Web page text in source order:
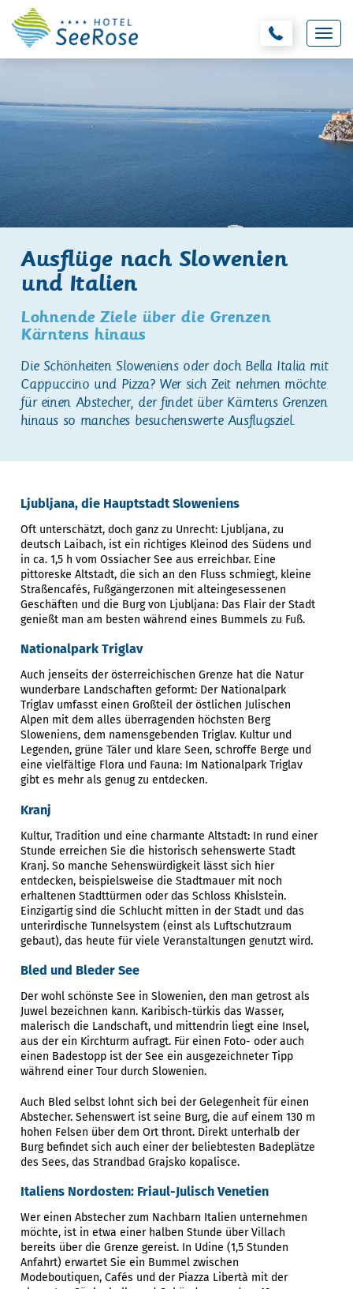
Ausflüge nach Slowenien
und Italien
Lohnende Ziele über die Grenzen
Kärntens hinaus
Die Schönheiten Sloweniens oder doch Bella Italia mit
Cappuccino und Pizza? Wer sich Zeit nehmen möchte
für einen Abstecher, der findet über Kärntens Grenzen
hinaus so manches besuchenswerte Ausflugsziel.
Ljubljana, die Hauptstadt Sloweniens
Oft unterschätzt, doch ganz zu Unrecht: Ljubljana, zu
deutsch Laibach, ist ein richtiges Kleinod des Südens und
in ca. 1,5 h vom Ossiacher See aus erreichbar. Eine
pittoreske Altstadt, die sich an den Fluss schmiegt, kleine
Straßencafés, Fußgängerzonen mit alteingesessenen
Geschäften und die Burg von Ljubljana: Das Flair der Stadt
genießt man am besten während eines Bummels zu Fuß.
Nationalpark Triglav
Auch jenseits der österreichischen Grenze hat die Natur
wunderbare Landschaften geformt: Der Nationalpark
Triglav umfasst einen Großteil der östlichen Julischen
Alpen mit dem alles überragenden höchsten Berg
Sloweniens, dem namensgebenden Triglav. Kultur und
Legenden, grüne Täler und klare Seen, schroffe Berge und
eine vielfältige Flora und Fauna: Im Nationalpark Triglav
gibt es mehr als genug zu entdecken.
Kranj
Kultur, Tradition und eine charmante Altstadt: In rund einer
Stunde erreichen Sie die historisch sehenswerte Stadt
Kranj. So manche Sehenswürdigkeit lässt sich hier
entdecken, beispielsweise die Stadtmauer mit noch
erhaltenen Stadttürmen oder das Schloss Khislstein.
Einzigartig sind die Schlucht mitten in der Stadt und das
unterirdische Tunnelsystem (einst als Luftschutzraum
gebaut), das heute für viele Veranstaltungen genutzt wird.
Bled und Bleder See
Der wohl schönste See in Slowenien, den man getrost als
Juwel bezeichnen kann. Karibisch-türkis das Wasser,
malerisch die Landschaft, und mittendrin liegt eine Insel,
aus der ein Kirchturm aufragt. Für einen Foto- oder auch
einen Badestopp ist der See ein ausgezeichneter Tipp
während einer Tour durch Slowenien.
Auch Bled selbst lohnt sich bei der Gelegenheit für einen
Abstecher. Sehenswert ist seine Burg, die auf einem 130 m
hohen Felsen über dem Ort thront. Direkt unterhalb der
Burg befindet sich auch einer der beliebtesten Badeplätze
des Sees, das Strandbad Grajsko kopalisce.
Italiens Nordosten: Friaul-Julisch Venetien
Wer einen Abstecher zum Nachbarn Italien unternehmen
möchte, ist in etwa einer halben Stunde über Villach
bereits über die Grenze gereist. In Udine (1,5 Stunden
Anfahrt) erwartet Sie ein Bummel zwischen
Modeboutiquen, Cafés und der Piazza Libertà mit der